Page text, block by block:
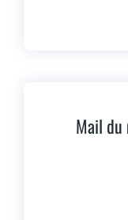
Mail du